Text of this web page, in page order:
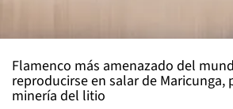
Flamenco más amenazado del
reproducirse en salar de Maricunga,
minería del litio